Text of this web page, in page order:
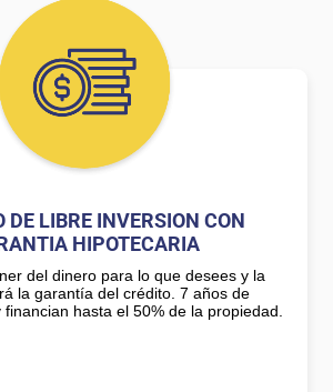
DE LIBRE INVERSION CON
HIPOTECARIA
del dinero para lo que desees y la
la garantía del crédito. 7 años de
hasta el 50% de la propiedad.